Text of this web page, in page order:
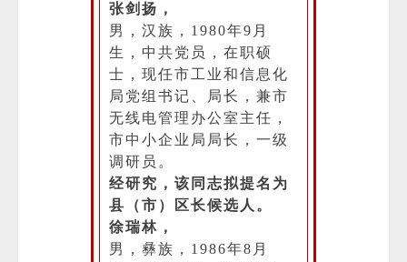
张剑扬，
男，汉族，1980年9月
生，中共党员，在职硕
士，现任市工业和信息化
局党组书记、局长，兼市
无线电管理办公室主任，
市中小企业局局长，一级
调研员。
经研究，该同志拟提名为
县（市）区长候选人。
徐瑞林，
男，彝族，1986年8月